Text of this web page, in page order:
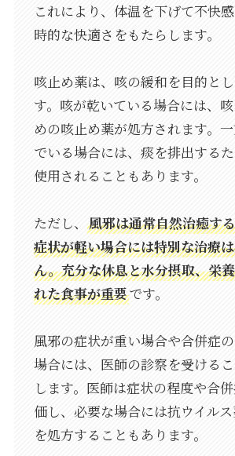
これにより、体温を下げて不快
時的な快適さをもたらします。
咳止め薬は、咳の緩和を目的と
す。咳が乾いている場合には、
めの咳止め薬が処方されます。
でいる場合には、痰を排出する
使用されることもあります。
ただし、風邪は通常自然治癒す
症状が軽い場合には特別な治療
ん。充分な休息と水分摂取、栄
れた食事が重要です。
風邪の症状が重い場合や合併症
場合には、医師の診察を受ける
します。医師は症状の程度や合
価し、必要な場合には抗ウイル
を処方することもあります。